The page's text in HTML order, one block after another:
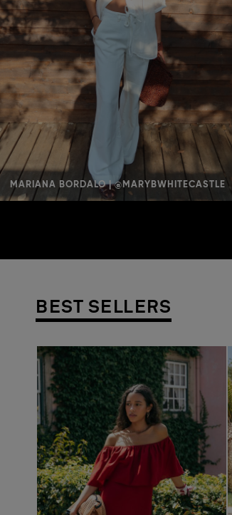
MARIANA BORDALO | @MARYBWHITECASTLE
BEST SELLERS
Previous